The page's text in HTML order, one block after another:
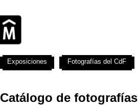
Catálogo de fotografías
Exposiciones Fotografías del CdF